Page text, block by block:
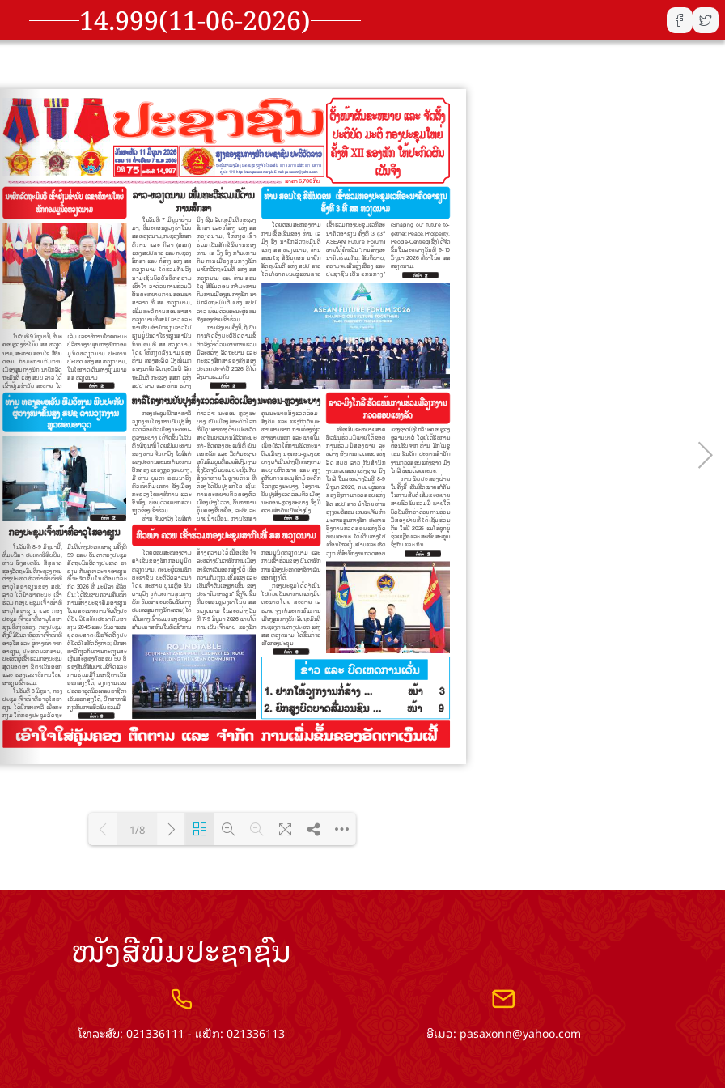
14.999(11-06-2026)
1/8
ໜັງສືພິມປະຊາຊົນ
ໂທລະສັບ: 021336111 - ແຟັກ: 021336113 ອີເມວ: pasaxonn@yahoo.com